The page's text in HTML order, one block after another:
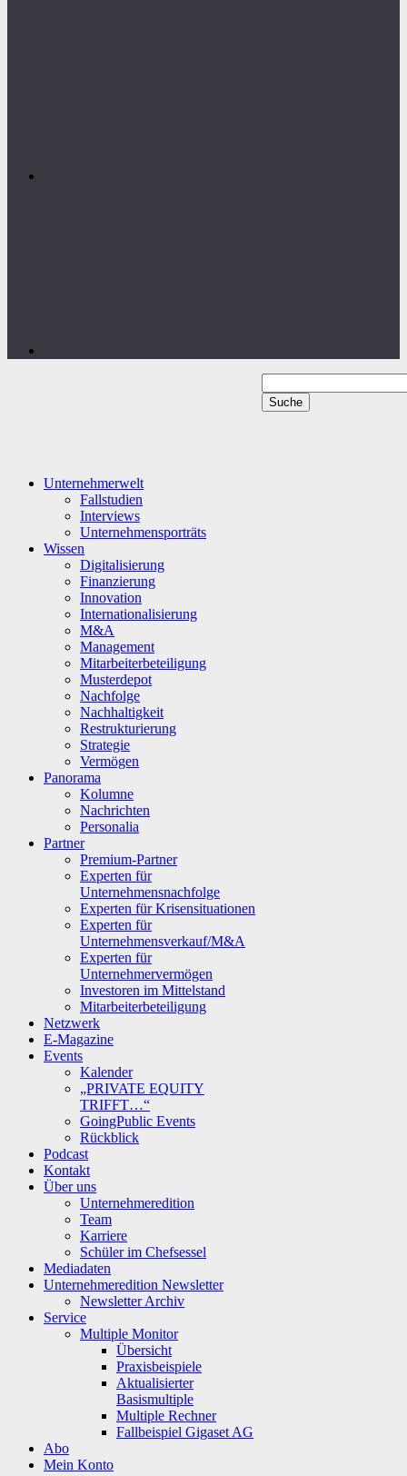
Unternehmerwelt
Fallstudien
Interviews
Unternehmensporträts
Wissen
Digitalisierung
Finanzierung
Innovation
Internationalisierung
M&A
Management
Mitarbeiterbeteiligung
Musterdepot
Nachfolge
Nachhaltigkeit
Restrukturierung
Strategie
Vermögen
Panorama
Kolumne
Nachrichten
Personalia
Partner
Premium-Partner
Experten für
Unternehmensnachfolge
Experten für Krisensituationen
Experten für
Unternehmensverkauf/M&A
Experten für
Unternehmervermögen
Investoren im Mittelstand
Mitarbeiterbeteiligung
Netzwerk
E-Magazine
Events
Kalender
„PRIVATE EQUITY
TRIFFT…“
GoingPublic Events
Rückblick
Podcast
Kontakt
Über uns
Unternehmeredition
Team
Karriere
Schüler im Chefsessel
Mediadaten
Unternehmeredition Newsletter
Newsletter Archiv
Service
Multiple Monitor
Übersicht
Praxisbeispiele
Aktualisierter
Basismultiple
Multiple Rechner
Fallbeispiel Gigaset AG
Abo
Mein Konto